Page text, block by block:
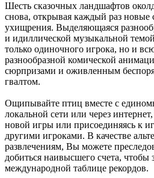
Шесть сказочных ландшафтов
снова, открывая каждый раз новые
ухищрения. Выделяющаяся
и идиллической музыкальной
только одиночного игрока, но и
разнообразной комической
сюрпризами и оживленным
гвалтом.
Ощипывайте птиц вместе с
локальной сети или через
новой игры или присоединяясь к
другими игроками. В качестве
развлечениям, Вы можете
добиться наивысшего счета, чтобы
международной таблице рекордов.